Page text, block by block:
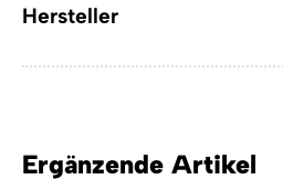
Hersteller
Ergänzende Artikel